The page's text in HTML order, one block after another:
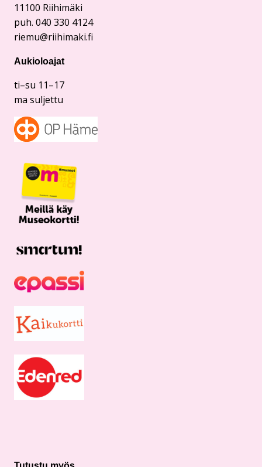
11100 Riihimäki
puh. 040 330 4124
riemu@riihimaki.fi
Aukioloajat
ti–su 11–17
ma suljettu